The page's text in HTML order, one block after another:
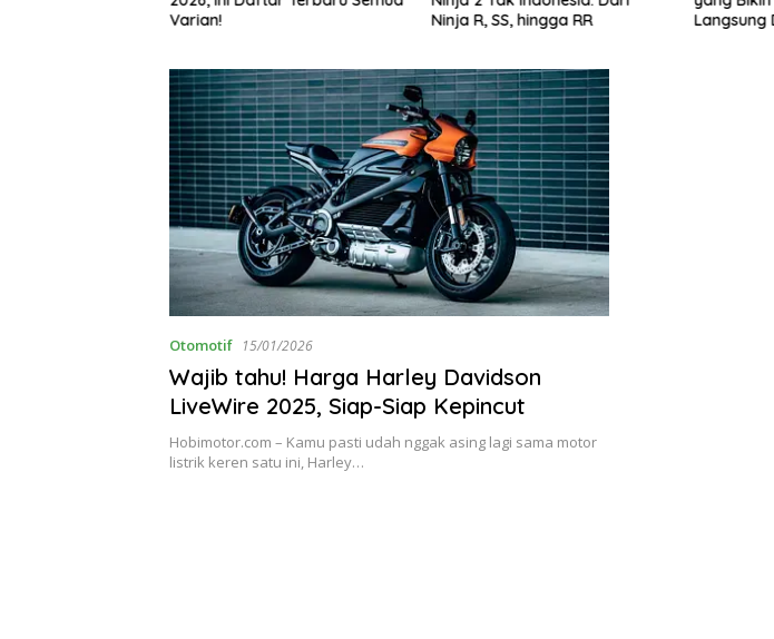
Varian!
Ninja R, SS, hingga RR
Langsung
Otomotif 15/01/2026
Wajib tahu! Harga Harley Davidson
LiveWire 2025, Siap-Siap Kepincut
Hobimotor.com – Kamu pasti udah nggak asing lagi sama motor
listrik keren satu ini, Harley…